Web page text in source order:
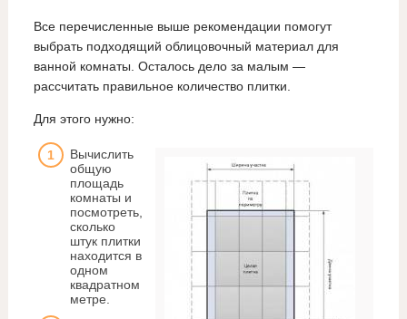
Все перечисленные выше рекомендации помогут
выбрать подходящий облицовочный материал для
ванной комнаты. Осталось дело за малым —
рассчитать правильное количество плитки.
Для этого нужно:
Вычислить
общую
площадь
комнаты и
посмотреть,
сколько
штук плитки
находится в
одном
квадратном
метре.